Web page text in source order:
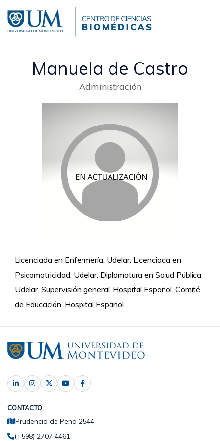
contenido
principal
Manuela de Castro
Administración
Licenciada en Enfermería, Udelar. Licenciada en
Psicomotricidad, Udelar. Diplomatura en Salud Pública,
Udelar. Supervisión general, Hospital Español. Comité
de Educación, Hospital Español.
CONTACTO
Prudencio de Pena 2544
(+598) 2707 4461